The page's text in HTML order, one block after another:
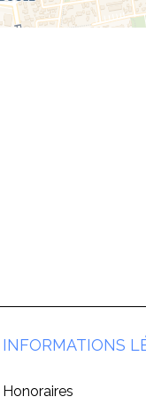
INFORMATIONS
Honoraires